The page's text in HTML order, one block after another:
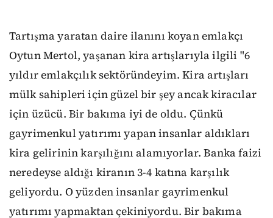
Tartışma yaratan daire ilanını koyan emlakçı
Oytun Mertol, yaşanan kira artışlarıyla ilgili "6
yıldır emlakçılık sektöründeyim. Kira artışları
mülk sahipleri için güzel bir şey ancak kiracılar
için üzücü. Bir bakıma iyi de oldu. Çünkü
gayrimenkul yatırımı yapan insanlar aldıkları
kira gelirinin karşılığını alamıyorlar. Banka faizi
neredeyse aldığı kiranın 3-4 katına karşılık
geliyordu. O yüzden insanlar gayrimenkul
yatırımı yapmaktan çekiniyordu. Bir bakıma